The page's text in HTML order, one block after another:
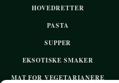
HOVEDRETTER
PASTA
SUPPER
EKSOTISKE SMAKER
MAT FOR VEGETARIANERE